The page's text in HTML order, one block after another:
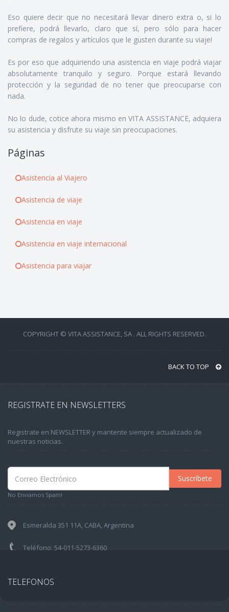
Eso quiere decir que no necesitará llevar dinero extra o, si lo
prefiere, podrá llevarlo, claro que sí, pero sólo para hacer
compras de regalos y artículos que le gusten durante su viaje!
Es por eso que adquiriendo una asistencia en viaje podrá viajar
absolutamente tranquilo y seguro. Porque estará llevando
protección y la seguridad de no tener que preocuparse con
nada.
No lo dude, cotice ahora mismo en VITA ASSISTANCE, adquiera
su asistencia y disfrute su viaje sin preocupaciones.
Páginas
Asistencia al Viajero
Asistencia de viaje
Asistencia en viaje
Asistencia en viaje internacional
Asistencia para viajar
COPYRIGHT © VITA ASSISTANCE, SA . ALL RIGHTS RESERVED.
BACK TO TOP
REGISTRATE EN NEWSLETTERS
Registrate en NEWSLETTER y mantente siempre actualizado de
nuestras noticias.
Suscríbete
No Enviamos Spam!
Esmeralda 351 11A, CABA, Argentina
Teléfono: 54-011-5273-6360
TELEFONOS